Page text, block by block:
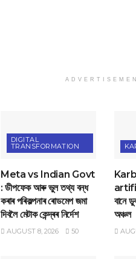
DIGITAL
TRANSFORMATION
Meta vs Indian Govt
: ডীপফেক আৰু ভুল তথ্য বন্ধ
কৰাৰ পৰিকল্পনাৰ ৰোডমেপ জমা
দিবলৈ মেটাক কেন্দ্ৰৰ নিৰ্দেশ
AUGUST 8, 2026 50
বানে
অঞ্চল